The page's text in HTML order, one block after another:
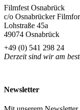
Filmfest Osnabrück
c/o Osnabrücker
Lohstraße 45a
49074 Osnabrück
+49 (0) 541 298 24
Derzeit sind wir am
Newsletter